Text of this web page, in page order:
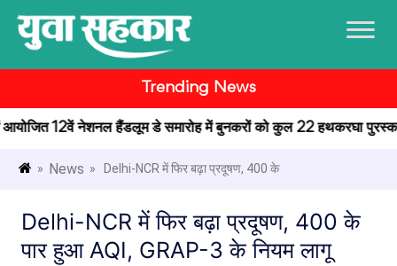
Trending News
12वें नेशनल हैंडलूम डे समारोह में बुनकरों को कुल 22 हथकरघा पुरस्कार
» News » Delhi-NCR में फिर बढ़ा प्रदूषण, 400 के
Delhi-NCR में फिर बढ़ा प्रदूषण, 400 के
पार हुआ AQI, GRAP-3 के नियम लागू